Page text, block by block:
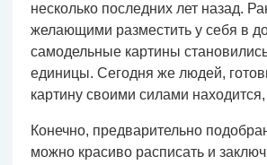
несколько последних лет назад.
желающими разместить у себя в
самодельные картины
единицы. Сегодня же людей,
картину своими силами
Конечно, предварительно
можно красиво расписать и